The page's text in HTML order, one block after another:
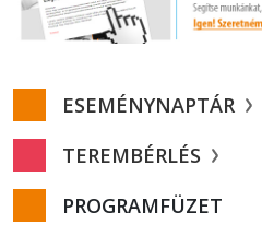
ESEMÉNYNAPTÁR
TEREMBÉRLÉS
PROGRAMFÜZET